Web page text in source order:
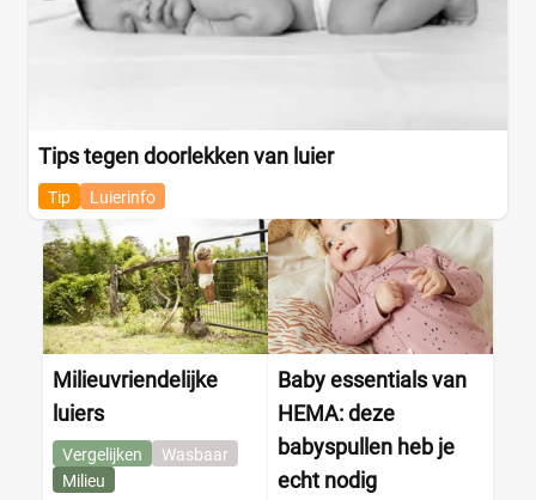
Tips tegen doorlekken van luier
Tip Luierinfo
Milieuvriendelijke
luiers
Vergelijken
Wasbaar
Milieu
Baby essentials van
HEMA: deze
babyspullen heb je
echt nodig